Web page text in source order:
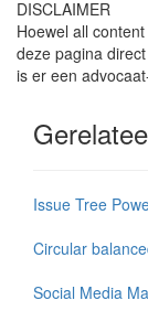
DISCLAIMER
Hoewel all
deze pagina
is er een
Issue Tree
Circular
Social Media